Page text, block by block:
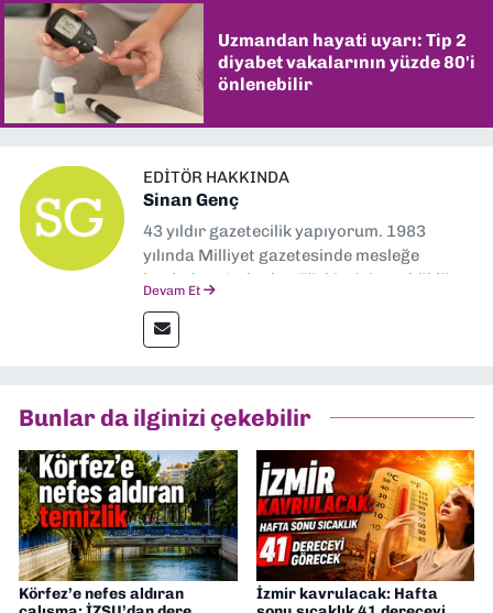
Uzmandan hayati uyarı: Tip 2
diyabet vakalarının yüzde 80'i
önlenebilir
EDITÖR HAKKINDA
Sinan Genç
43 yıldır gazetecilik yapıyorum. 1983
yılında Milliyet gazetesinde mesleğe
başladım. Ardından Türkiye’nin en köklü
muhabir, editör, müdür yardımcısı ve spor
müdürü olarak görev yaptım. Ayrıca Yeni
Gazetesi'nde editörlük yapıyorum
Devam Et
Bunlar da ilginizi çekebilir
Körfez’e nefes aldıran
İzmir kavrulacak: Hafta